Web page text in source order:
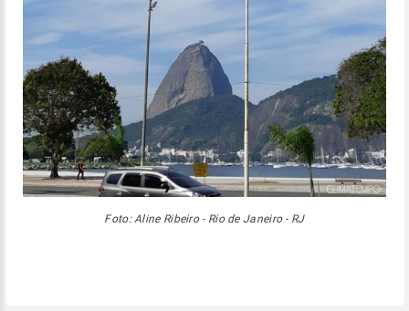
Foto: Aline Ribeiro - Rio de Janeiro - RJ